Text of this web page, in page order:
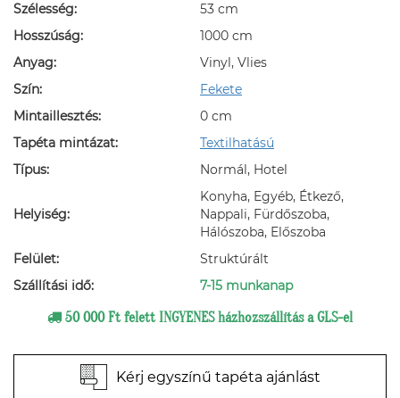
Szélesség:
53 cm
Hosszúság:
1000 cm
Anyag:
Vinyl, Vlies
Szín:
Fekete
Mintaillesztés:
0 cm
Tapéta mintázat:
Textilhatású
Típus:
Normál, Hotel
Helyiség:
Konyha, Egyéb, Étkező,
Nappali, Fürdőszoba,
Hálószoba, Előszoba
Felület:
Struktúrált
Szállítási idő:
7-15 munkanap
50 000 Ft felett INGYENES házhozszállítás a GLS-el
Kérj egyszínű tapéta ajánlást